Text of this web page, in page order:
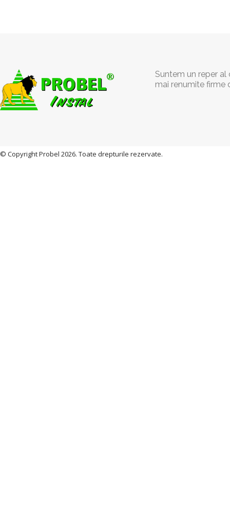
Suntem un reper
mai renumite firme
© Copyright Probel 2026. Toate drepturile rezervate.